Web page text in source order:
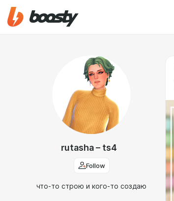
rutasha – ts4
Follow
что-то строю и кого-то создаю